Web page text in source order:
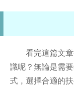
看完這篇文章
識呢？無論是需
式，選擇合適的